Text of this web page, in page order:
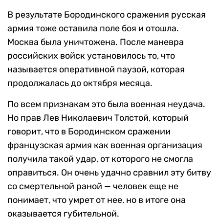
В результате Бородинского сражения русская
армия тоже оставила поле боя и отошла.
Москва была уничтожена. После маневра
российских войск установилось то, что
называется оперативной паузой, которая
продолжалась до октября месяца.
По всем признакам это была военная неудача.
Но прав Лев Николаевич Толстой, который
говорит, что в Бородинском сражении
французская армия как военная организация
получила такой удар, от которого не смогла
оправиться. Он очень удачно сравнил эту битву
со смертельной раной — человек еще не
понимает, что умрет от нее, но в итоге она
оказывается губительной.